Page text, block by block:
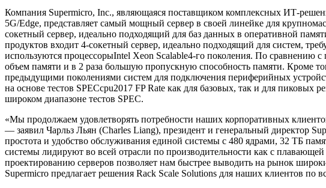
Компания Supermicro, Inc., являющаяся поставщиком комплексных ИТ-
5G/Edge, представляет самый мощный сервер в своей линейке для
сокетный сервер, идеально подходящий для баз данных в оперативной
продуктов входит 4-сокетный сервер, идеально подходящий для систем,
используются процессорыIntel Xeon Scalable4-го поколения. По сравнению
объем памяти и в 2 раза большую пропускную способность памяти. Кроме
предыдущими поколениями систем для подключения периферийных
на основе тестов SPECcpu2017 FP Rate как для базовых, так и для пиковых
широком диапазоне тестов SPEC.
«Мы продолжаем удовлетворять потребности наших корпоративных
— заявил Чарльз Льян (Charles Liang), президент и генеральный директор
простота и удобство обслуживания единой системы с 480 ядрами, 32 ТБ
системы лидируют во всей отрасли по производительности как с
проектированию серверов позволяет нам быстрее выводить на рынок
Supermicro предлагает решения Rack Scale Solutions для наших клиентов по